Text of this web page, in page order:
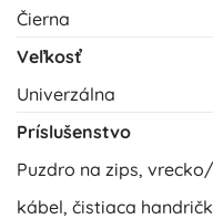
Čierna
Veľkosť
Univerzálna
Príslušenstvo
Puzdro na zips,
kábel, čistiaca